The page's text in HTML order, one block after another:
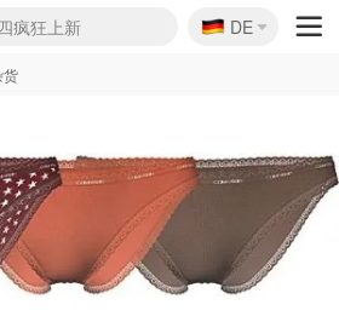
抢！
疯狂上新
大促
折 随时失效
独家85折额外叠85折
促！每日更新
！5折起+叠9折
仅€192
🇩🇪
DE
货